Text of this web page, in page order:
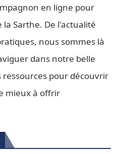
en ligne pour
Sarthe. De l'actualité
nous sommes là
dans notre belle
ressources pour découvrir
mieux à offrir